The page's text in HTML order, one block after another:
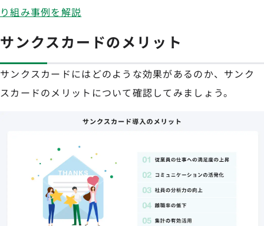
り組み事例を解説
サンクスカードのメリット
サンクスカードにはどのような効果があるのか、サンク
スカードのメリットについて確認してみましょう。